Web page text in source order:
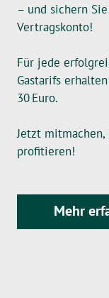
– und sichern
Vertragskonto!
Für jede
Gastarifs
30 Euro.
Jetzt
profitieren!
Mehr